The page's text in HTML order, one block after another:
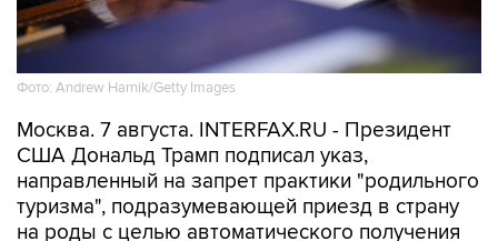
Фото: Andrew Harnik/Getty Images
Москва. 7 августа. INTERFAX.RU - Президент
США Дональд Трамп подписал указ,
направленный на запрет практики "родильного
туризма", подразумевающей приезд в страну
на роды с целью автоматического получения